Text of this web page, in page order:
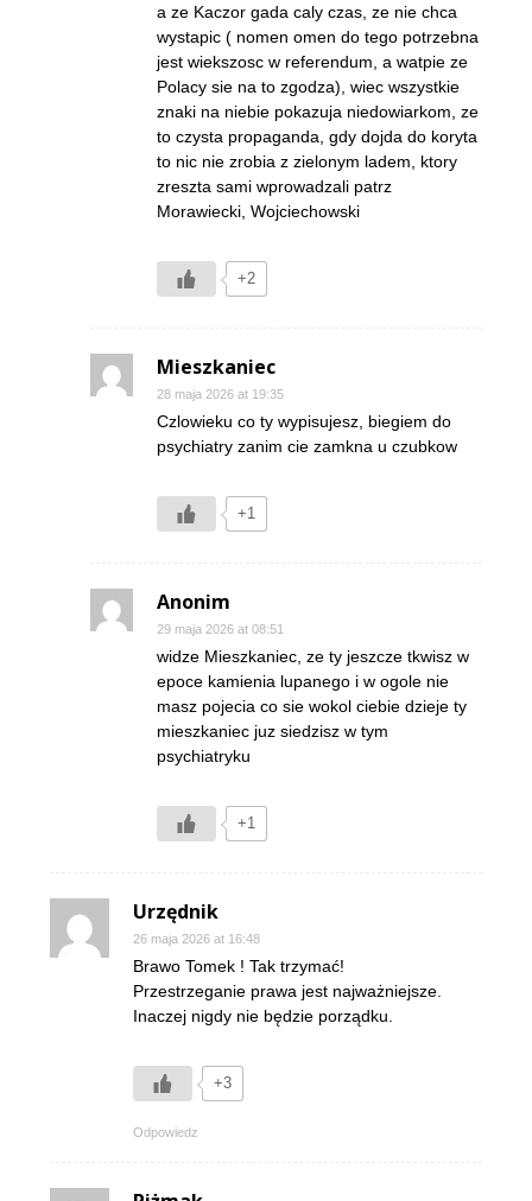
a ze Kaczor gada caly czas, ze nie chca
wystapic ( nomen omen do tego potrzebna
jest wiekszosc w referendum, a watpie ze
Polacy sie na to zgodza), wiec wszystkie
znaki na niebie pokazuja niedowiarkom, ze
to czysta propaganda, gdy dojda do koryta
to nic nie zrobia z zielonym ladem, ktory
zreszta sami wprowadzali patrz
Morawiecki, Wojciechowski
+2
Mieszkaniec
28 maja 2026 at 19:35
Czlowieku co ty wypisujesz, biegiem do
psychiatry zanim cie zamkna u czubkow
+1
Anonim
29 maja 2026 at 08:51
widze Mieszkaniec, ze ty jeszcze tkwisz w
epoce kamienia lupanego i w ogole nie
masz pojecia co sie wokol ciebie dzieje ty
mieszkaniec juz siedzisz w tym
psychiatryku
+1
Urzędnik
26 maja 2026 at 16:48
Brawo Tomek ! Tak trzymać!
Przestrzeganie prawa jest najważniejsze.
Inaczej nigdy nie będzie porządku.
+3
Odpowiedz